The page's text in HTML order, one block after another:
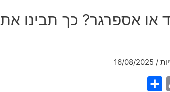
או אספרגר? כך תבינו את
/
16/08/2025